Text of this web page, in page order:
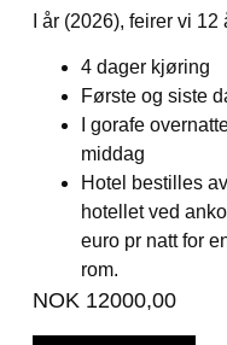
I år (2026), feirer vi
4 dager kjøring
Første og siste
I gorafe
middag
Hotel bestilles
hotellet ved
euro pr natt for
rom.
NOK 12000,00